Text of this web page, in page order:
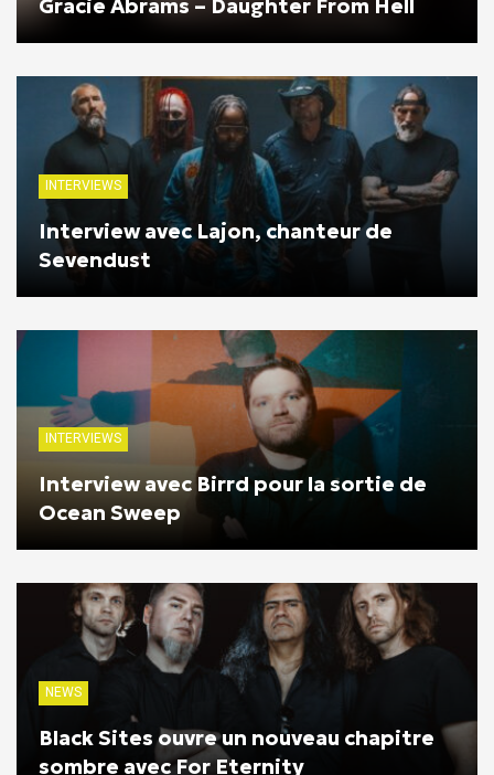
Gracie Abrams – Daughter From Hell
INTERVIEWS
Interview avec Lajon, chanteur de
Sevendust
INTERVIEWS
Interview avec Birrd pour la sortie de
Ocean Sweep
NEWS
Black Sites ouvre un nouveau chapitre
sombre avec For Eternity